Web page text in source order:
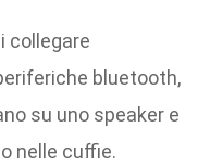
collegare
bluetooth,
su uno speaker e
nelle cuffie.